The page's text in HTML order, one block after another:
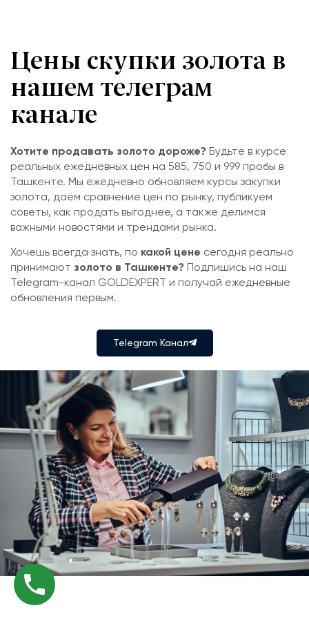
Цены скупки золота в
нашем телеграм
канале
Хотите продавать золото дороже? Будьте в курсе
реальных ежедневных цен на 585, 750 и 999 пробы в
Ташкенте. Мы ежедневно обновляем курсы закупки
золота, даём сравнение цен по рынку, публикуем
советы, как продать выгоднее, а также делимся
важными новостями и трендами рынка.
Хочешь всегда знать, по какой цене сегодня реально
принимают золото в Ташкенте? Подпишись на наш
Telegram-канал GOLDEXPERT и получай ежедневные
обновления первым.
Telegram Канал